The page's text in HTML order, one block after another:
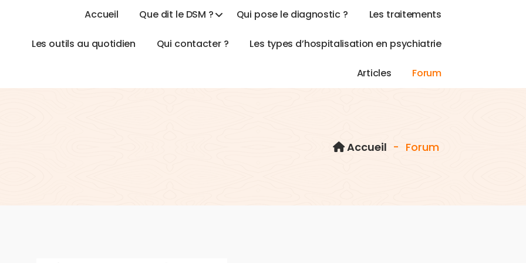
Accueil Que dit le DSM ? Qui pose le diagnostic ? Les traitements
Les outils au quotidien Qui contacter ? Les types d’hospitalisation en psychiatrie
Articles Forum
Accueil - Forum